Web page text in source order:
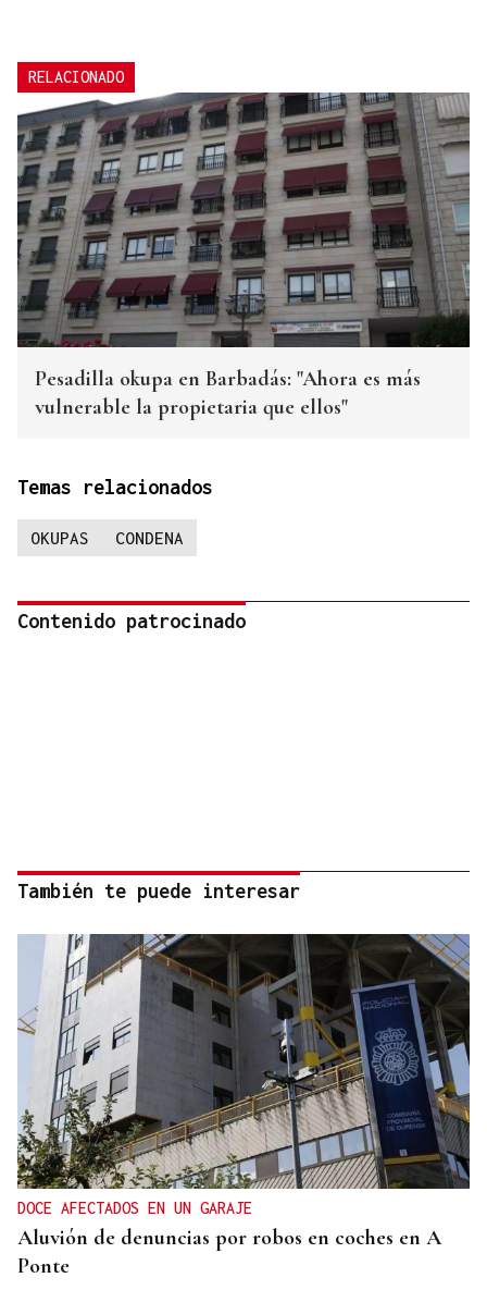
RELACIONADO
Pesadilla okupa en Barbadás: "Ahora es más
vulnerable la propietaria que ellos"
Temas relacionados
OKUPAS CONDENA
Contenido patrocinado
También te puede interesar
DOCE AFECTADOS EN UN GARAJE
Aluvión de denuncias por robos en coches en A
Ponte